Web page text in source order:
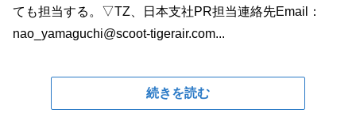
ても担当する。▽TZ、日本支社PR担当連絡先Email：
nao_yamaguchi@scoot-tigerair.com...
続きを読む